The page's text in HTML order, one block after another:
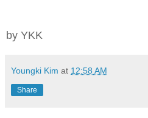
by YKK
Youngki Kim at 12:58 AM
Share